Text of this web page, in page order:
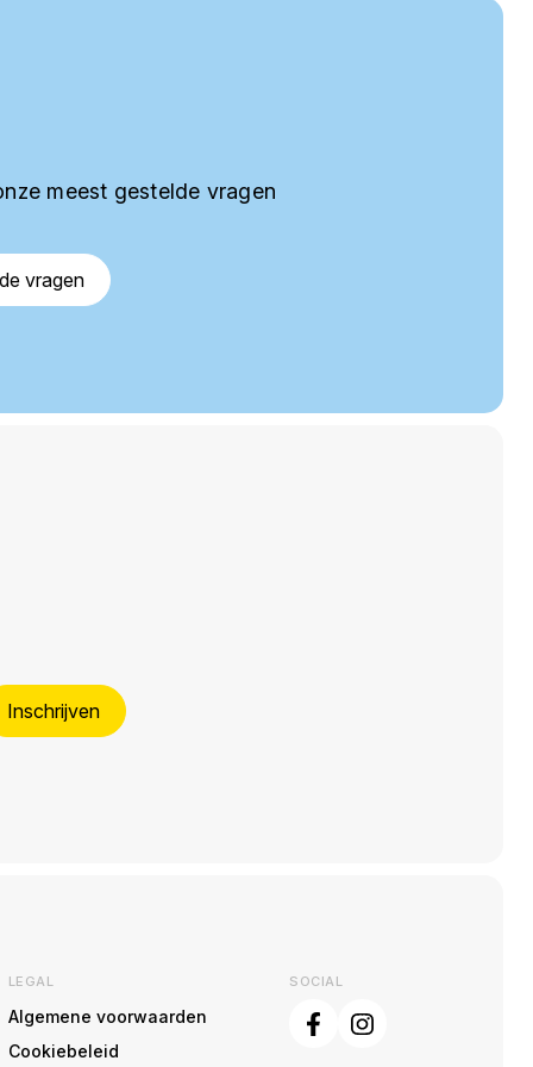
meest gestelde vragen
vragen
Inschrijven
LEGAL
Algemene voorwaarden
Cookiebeleid
SOCIAL